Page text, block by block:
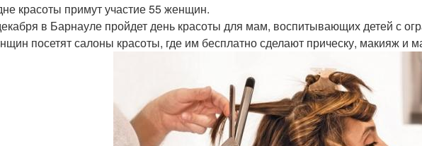
красоты примут участие 55 женщин.
в Барнауле пройдет день красоты для мам, воспитывающих детей с
посетят салоны красоты, где им бесплатно сделают прическу, макияж и